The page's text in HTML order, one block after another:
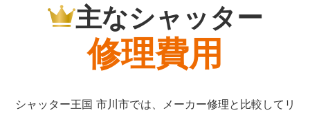
主なシャッター
修理費用
シャッター王国 市川市では、メーカー修理と比較してリ